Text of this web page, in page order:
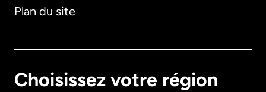
Plan du site
Choisissez votre région